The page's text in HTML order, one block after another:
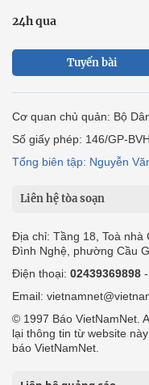
24h qua
Tuyến bài
Cơ quan chủ quản: Bộ
Số giấy phép: 146/GP-
Tổng biên tập: Nguyễn
Liên hệ tòa soạn
Địa chỉ: Tầng 18, Toà nhà
Đình Nghệ, phường Cầu
Điện thoại: 02439369898
Email:
© 1997 Báo VietNamNet.
lại thông tin từ website
báo VietNamNet.